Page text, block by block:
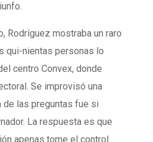
Rodríguez mostraba un raro
qui-nientas personas lo
centro Convex, donde
Se improvisó una
de las preguntas fue si
La respuesta es que
apenas tome el control